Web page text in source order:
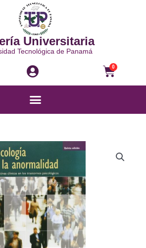
Universitaria
Tecnológica de Panamá
0
Menú